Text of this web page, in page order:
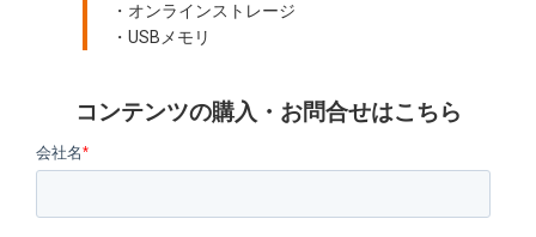
・オンラインストレージ
・USBメモリ
コンテンツの購入・お問合せはこちら